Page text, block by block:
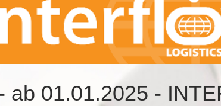
ab 01.01.2025 -